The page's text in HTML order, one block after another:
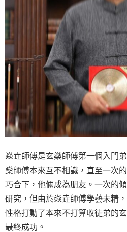
焱垚師傅是玄燊師傅第一個入門
燊師傅本來互不相識，直至一次
巧合下，他倆成為朋友。一次的
研究，但由於焱垚師傅學藝未精
性格打動了本來不打算收徒弟的
最終成功。